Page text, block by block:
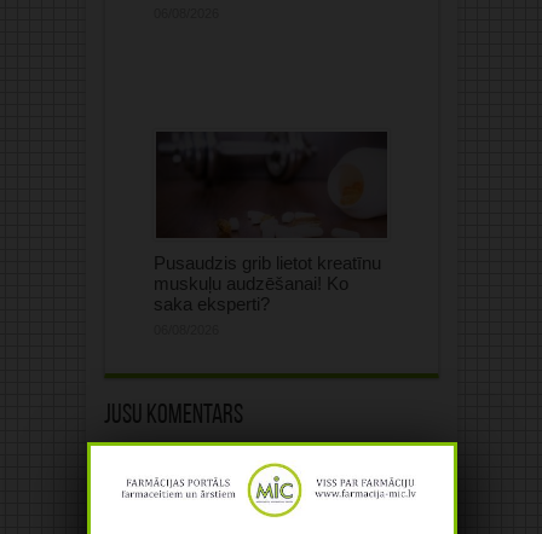
Pusaudzis grib lietot kreatīnu
muskuļu audzēšanai! Ko
saka eksperti?
Jūsu komentārs
publicēta.Atzīmētie lauki ir obligāti*